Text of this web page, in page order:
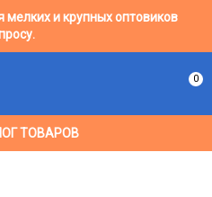
и крупных оптовиков
ТОВАРОВ
0